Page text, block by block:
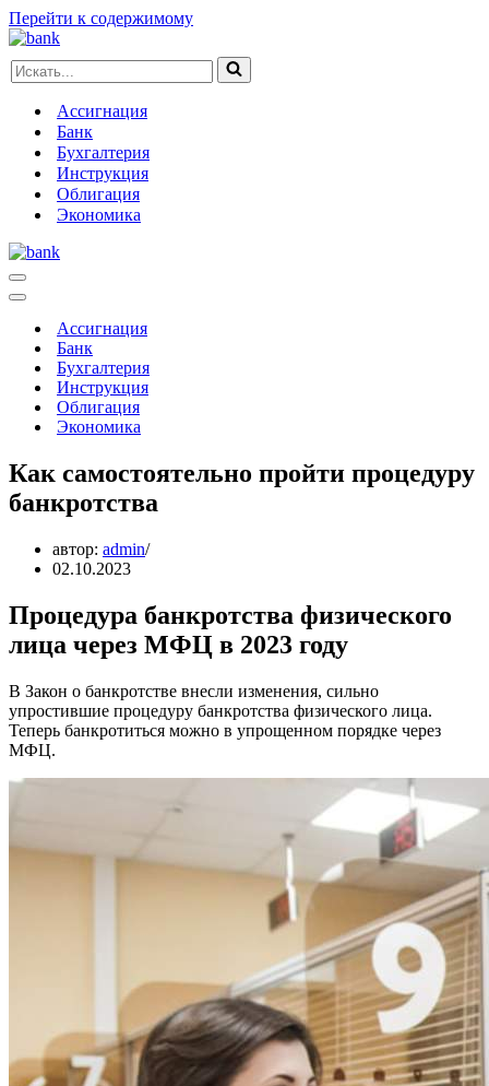
Перейти к содержимому
Искать...
Ассигнация
Банк
Бухгалтерия
Инструкция
Облигация
Экономика
Меню
навигации
Меню
навигацииАссигнация
Банк
Бухгалтерия
Инструкция
Облигация
Экономика
Как самостоятельно пройти процедуру
банкротства
автор: admin
02.10.2023
Процедура банкротства физического
лица через МФЦ в 2023 году
В Закон о банкротстве внесли изменения, сильно
упростившие процедуру банкротства физического лица.
Теперь банкротиться можно в упрощенном порядке через
МФЦ.